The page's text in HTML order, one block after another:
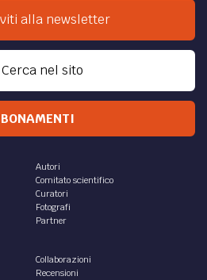
diventare un alleato per
circondano l’antica civiltà
cerca di rispondere
nuove frontiere per
IT e imprenditori grazie al
Rivoluzione di SAP